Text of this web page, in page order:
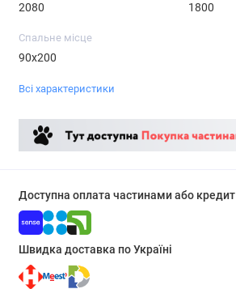
2080 1800
Спальне місце
90x200
Всі характеристики
Доступна оплата частинами або кредит
Швидка доставка по Україні